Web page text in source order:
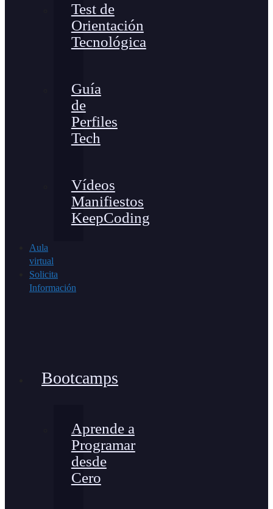
Test de
Orientación
Tecnológica
Guía
de
Perfiles
Tech
Vídeos
Manifiestos
KeepCoding
Aula
virtual
Solicita
Información
Bootcamps
Aprende a
Programar
desde
Cero